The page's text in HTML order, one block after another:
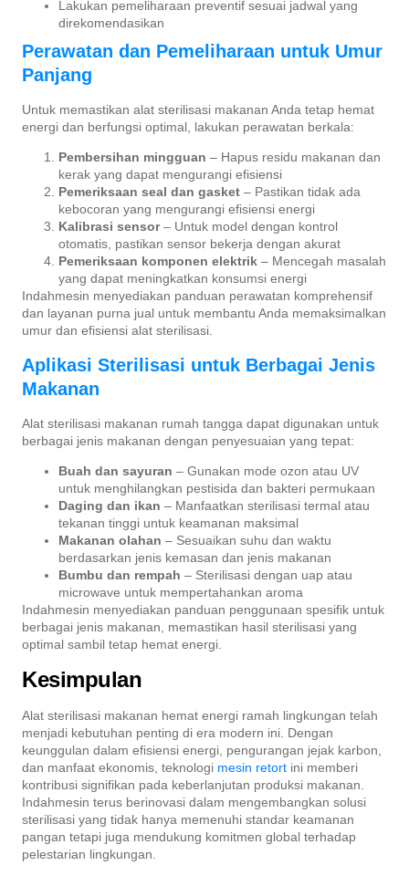
Lakukan pemeliharaan preventif sesuai jadwal yang
direkomendasikan
Perawatan dan Pemeliharaan untuk Umur
Panjang
Untuk memastikan alat sterilisasi makanan Anda tetap hemat
energi dan berfungsi optimal, lakukan perawatan berkala:
Pembersihan mingguan – Hapus residu makanan dan
kerak yang dapat mengurangi efisiensi
Pemeriksaan seal dan gasket – Pastikan tidak ada
kebocoran yang mengurangi efisiensi energi
Kalibrasi sensor– Untuk model dengan kontrol
otomatis, pastikan sensor bekerja dengan akurat
Pemeriksaan komponen elektrik – Mencegah masalah
yang dapat meningkatkan konsumsi energi
Indahmesin menyediakan panduan perawatan komprehensif
dan layanan purna jual untuk membantu Anda memaksimalkan
umur dan efisiensi alat sterilisasi.
Aplikasi Sterilisasi untuk Berbagai Jenis
Makanan
Alat sterilisasi makanan rumah tangga dapat digunakan untuk
berbagai jenis makanan dengan penyesuaian yang tepat:
Buah dan sayuran – Gunakan mode ozon atau UV
untuk menghilangkan pestisida dan bakteri permukaan
Daging dan ikan – Manfaatkan sterilisasi termal atau
tekanan tinggi untuk keamanan maksimal
Makanan olahan – Sesuaikan suhu dan waktu
berdasarkan jenis kemasan dan jenis makanan
Bumbu dan rempah – Sterilisasi dengan uap atau
microwave untuk mempertahankan aroma
Indahmesin menyediakan panduan penggunaan spesifik untuk
berbagai jenis makanan, memastikan hasil sterilisasi yang
optimal sambil tetap hemat energi.
Kesimpulan
Alat sterilisasi makanan hemat energi ramah lingkungan telah
menjadi kebutuhan penting di era modern ini. Dengan
keunggulan dalam efisiensi energi, pengurangan jejak karbon,
dan manfaat ekonomis, teknologi mesin retort ini memberi
kontribusi signifikan pada keberlanjutan produksi makanan.
Indahmesin terus berinovasi dalam mengembangkan solusi
sterilisasi yang tidak hanya memenuhi standar keamanan
pangan tetapi juga mendukung komitmen global terhadap
pelestarian lingkungan.